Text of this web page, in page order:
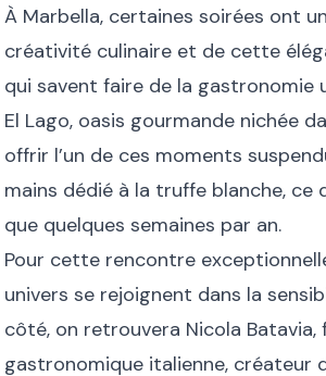
À Marbella, certaines soirées ont
créativité culinaire et de cette
qui savent faire de la gastronomie
El Lago, oasis gourmande nichée
offrir l’un de ces moments
mains dédié à la truffe blanche, ce
que quelques semaines par an.
Pour cette rencontre
univers se rejoignent dans la
côté, on retrouvera Nicola
gastronomique italienne, créateur